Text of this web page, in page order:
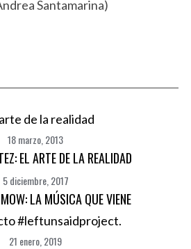
Santamarina)
18 marzo, 2013
EL ARTE DE LA REALIDAD
5 diciembre, 2017
LA MÚSICA QUE VIENE
21 enero, 2019